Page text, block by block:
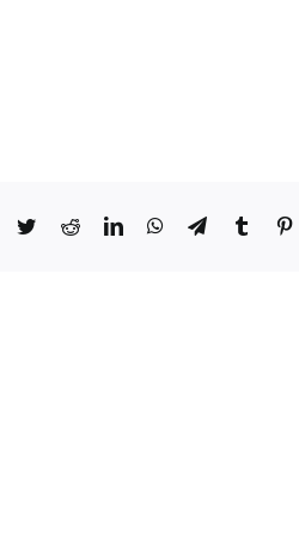
TwitterRedditLinkedInWhatsApp
TelegramTumblr